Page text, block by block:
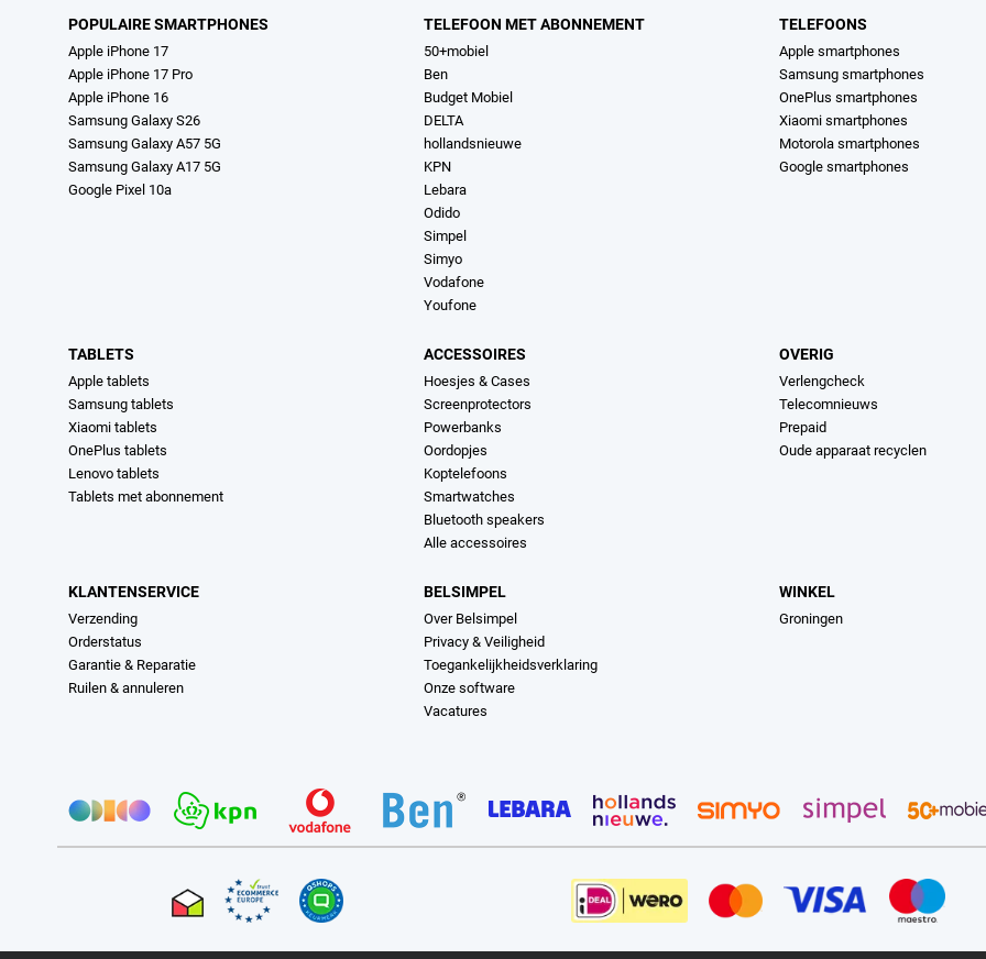
POPULAIRE SMARTPHONES
Apple iPhone 17
Apple iPhone 17 Pro
Apple iPhone 16
Samsung Galaxy S26
Samsung Galaxy A57 5G
Samsung Galaxy A17 5G
Google Pixel 10a
TELEFOON MET ABONNEMENT
50+mobiel
Ben
Budget Mobiel
DELTA
hollandsnieuwe
KPN
Lebara
Odido
Simpel
Simyo
Vodafone
Youfone
TELEFOONS
Apple smartphones
Samsung smartphones
OnePlus smartphones
Xiaomi smartphones
Motorola smartphones
Google smartphones
TABLETS
Apple tablets
Samsung tablets
Xiaomi tablets
OnePlus tablets
Lenovo tablets
Tablets met abonnement
ACCESSOIRES
Hoesjes & Cases
Screenprotectors
Powerbanks
Oordopjes
Koptelefoons
Smartwatches
Bluetooth speakers
Alle accessoires
OVERIG
Verlengcheck
Telecomnieuws
Prepaid
Oude apparaat recyclen
KLANTENSERVICE
Verzending
Orderstatus
Garantie & Reparatie
Ruilen & annuleren
BELSIMPEL
Over Belsimpel
Privacy & Veiligheid
Toegankelijkheidsverklaring
Onze software
Vacatures
WINKEL
Groningen